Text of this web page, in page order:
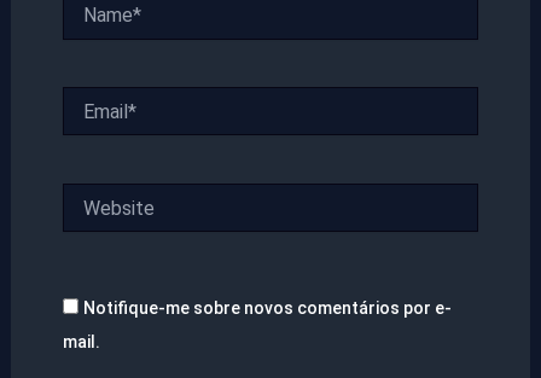
Notifique-me sobre novos comentários por e-
mail.